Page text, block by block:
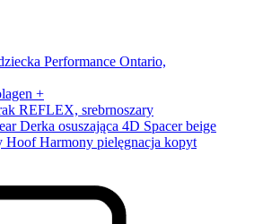
Performance Ontario,
+
REFLEX, srebrnoszary
Derka osuszająca 4D Spacer beige
Harmony pielęgnacja kopyt